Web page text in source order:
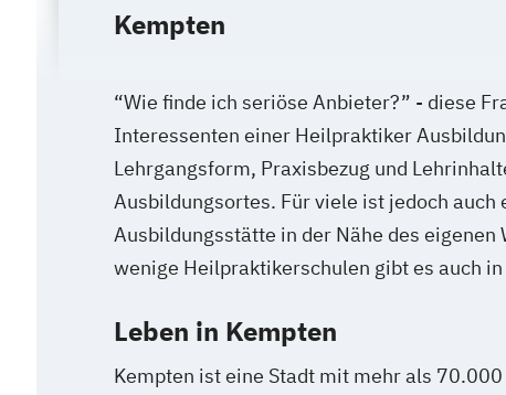
Kempten
“Wie finde ich seriöse Anbieter?” - diese
Interessenten einer Heilpraktiker
Lehrgangsform, Praxisbezug und
Ausbildungsortes. Für viele ist jedoch auch
Ausbildungsstätte in der Nähe des eigenen
wenige Heilpraktikerschulen gibt es auch
Leben in Kempten
Kempten ist eine Stadt mit mehr als